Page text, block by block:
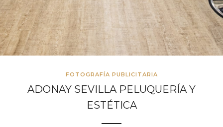
FOTOGRAFÍA PUBLICITARIA
ADONAY SEVILLA PELUQUERÍA Y
ESTÉTICA